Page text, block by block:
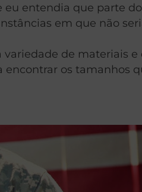
entendia que parte
em que não
de materiais e
os tamanhos